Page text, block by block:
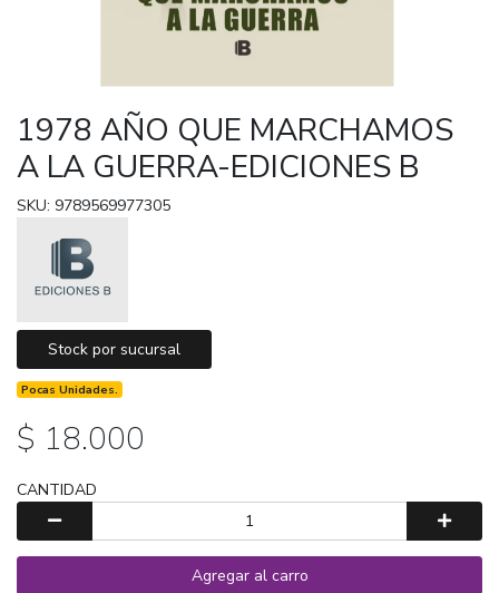
1978 AÑO QUE MARCHAMOS
A LA GUERRA-EDICIONES B
SKU: 9789569977305
Stock por sucursal
Pocas Unidades.
$ 18.000
CANTIDAD
Agregar al carro